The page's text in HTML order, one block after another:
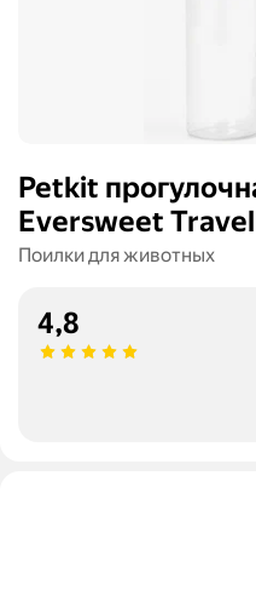
Petkit
Eversweet Travel
Поилки для животных
4,8